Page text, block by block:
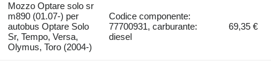
Mozzo Optare solo sr
m890 (01.07-) per
autobus Optare Solo
Sr, Tempo, Versa,
Olymus, Toro (2004-)
Codice componente:
77700931, carburante:
diesel
69,35 €